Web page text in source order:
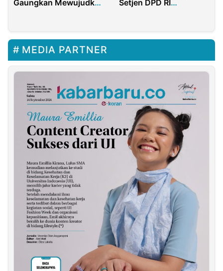
Gaungkan Mewujudkan
Setjen DPD RI
MEDIA PARTNER